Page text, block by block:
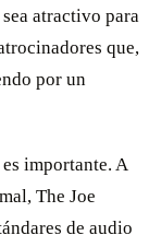
atractivo para
que,
por un
importante. A
The Joe
de audio